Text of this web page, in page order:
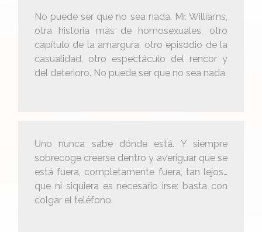
No puede ser que no sea nada, Mr. Williams,
otra historia más de homosexuales, otro
capítulo de la amargura, otro episodio de la
casualidad, otro espectáculo del rencor y
del deterioro. No puede ser que no sea nada.
Uno nunca sabe dónde está. Y siempre
sobrecoge creerse dentro y averiguar que se
está fuera, completamente fuera, tan lejos…
que ni siquiera es necesario irse: basta con
colgar el teléfono.